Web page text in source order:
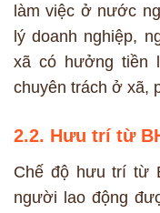
làm việc ở nước
lý doanh nghiệp,
xã có hưởng tiền
chuyên trách ở xã,
2.2. Hưu trí từ
Chế độ hưu trí từ
người lao động